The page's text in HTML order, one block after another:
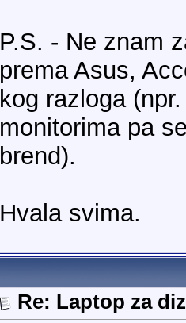
P.S. - Ne znam
prema Asus,
kog razloga
monitorima pa
brend).
Hvala svima.
Re: Laptop za